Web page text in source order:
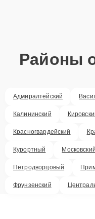
Районы
Адмиралтейский
Калининский
Красногвардейский
Курортный Московский
Петродворцовый
Фрунзенский